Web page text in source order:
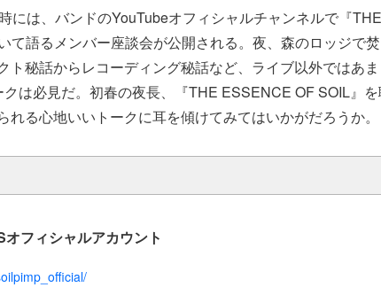
には、バンドのYouTubeオフィシャルチャンネルで『THE
て語るメンバー座談会が公開される。夜、森のロッジで
ト秘話からレコーディング秘話など、ライブ以外ではあ
は必見だ。初春の夜長、『THE ESSENCE OF SOIL』
れる心地いいトークに耳を傾けてみてはいかがだろうか。
フィシャルアカウント